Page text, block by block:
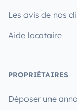
Les avis de nos
Aide locataire
PROPRIÉTAIRES
Déposer une